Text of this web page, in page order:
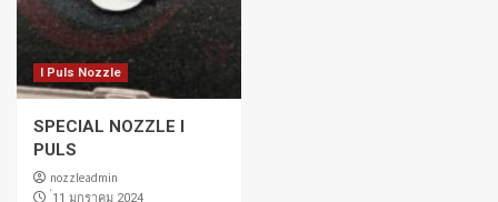
I Puls Nozzle
SPECIAL NOZZLE I
PULS
nozzleadmin
่11 มกราคม 2024